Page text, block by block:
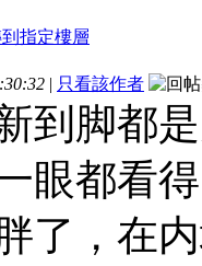
| 只看該作者
到脚都
眼都看
了，在